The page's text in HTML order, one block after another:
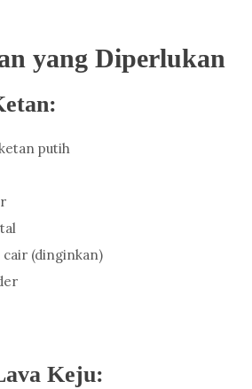
yang Diperlukan
putih
(dinginkan)
Keju: